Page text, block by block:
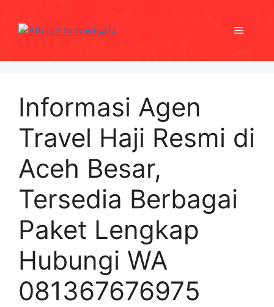
content
Menu
Informasi Agen
Travel Haji Resmi di
Aceh Besar,
Tersedia Berbagai
Paket Lengkap
Hubungi WA
081367676975